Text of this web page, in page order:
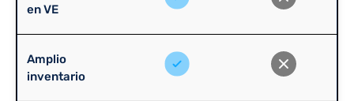
en VE
Amplio
inventario